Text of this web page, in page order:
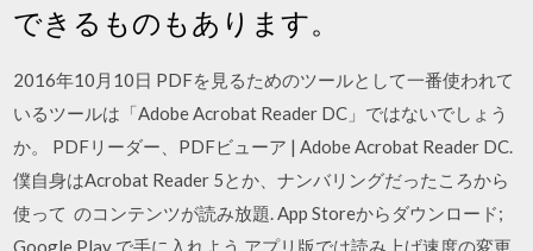
できるものもあります。
2016年10月10日 PDFを見るためのツールとして一番使われて
いるツールは「Adobe Acrobat Reader DC」ではないでしょう
か。 PDFリーダー、PDFビューア | Adobe Acrobat Reader DC.
僕自身はAcrobat Reader 5とか、ナンバリングだったころから
使って のコンテンツが読み放題. App Storeからダウンロード;
Google Play で手に入れよう アプリ版では読み上げ速度の変更